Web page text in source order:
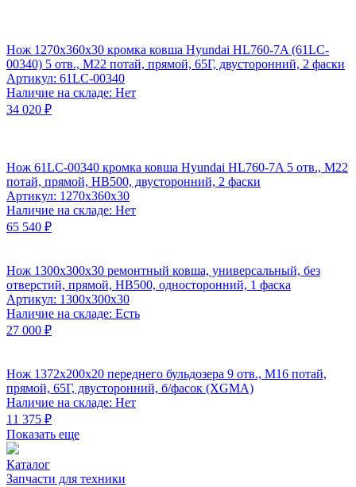
Нож 1270x360x30 кромка ковша Hyundai HL760-7A (61LC-
00340) 5 отв., М22 потай, прямой, 65Г, двусторонний, 2 фаски
Артикул: 61LC-00340
Наличие на складе: Нет
34 020 ₽
Нож 61LC-00340 кромка ковша Hyundai HL760-7A 5 отв., М22
потай, прямой, НВ500, двусторонний, 2 фаски
Артикул: 1270х360х30
Наличие на складе: Нет
65 540 ₽
Нож 1300x300x30 ремонтный ковша, универсальный, без
отверстий, прямой, HB500, односторонний, 1 фаска
Артикул: 1300х300х30
Наличие на складе: Есть
27 000 ₽
Нож 1372x200x20 переднего бульдозера 9 отв., М16 потай,
прямой, 65Г, двусторонний, б/фасок (XGMA)
Наличие на складе: Нет
11 375 ₽
Показать еще
Каталог
Запчасти для техники